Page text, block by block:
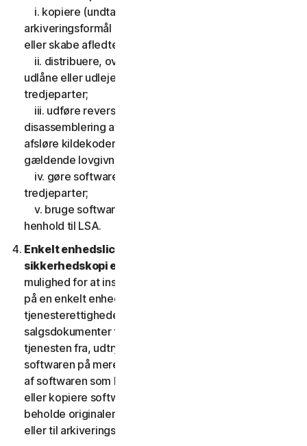
i. kopiere (undtagen til backup- eller
arkiveringsformål som tilladt nedenfor), modificere
eller skabe afledte værker baseret på softwaren;
ii. distribuere, overdrage, viderelicensere, lease,
udlåne eller udleje din ret til at bruge softwaren til
tredjeparter;
iii. udføre reverse engineering, dekompilering eller
disassemblering af softwaren, eller gøre forsøg på at
afsløre kildekoden, undtagen, og kun i det omfang
gældende lovgivning udtrykkeligt tillader det;
iv. gøre softwarens funktionalitet tilgængelig for
tredjeparter;
v. bruge softwaren på en måde, der ikke er tilladt i
henhold til LSA.
Enkelt enhedslicens; Kun en arkiv- eller
sikkerhedskopi er tilladt.
mulighed for at installere en kopi af softwaren til brug
på en enkelt enhed, medmindre dine
tjenesterettigheder eller de gældende
salgsdokumenter fra den udbyder, som du fik
tjenesten fra, udtrykkeligt tillader dig at bruge
softwaren på mere end en enhed. Du må tage én kopi
af softwaren som backup eller til arkiveringsformål
eller kopiere softwaren til harddisken på din enhed og
beholde originalen, dog kun med henblik på backup
eller til arkiveringsformål.